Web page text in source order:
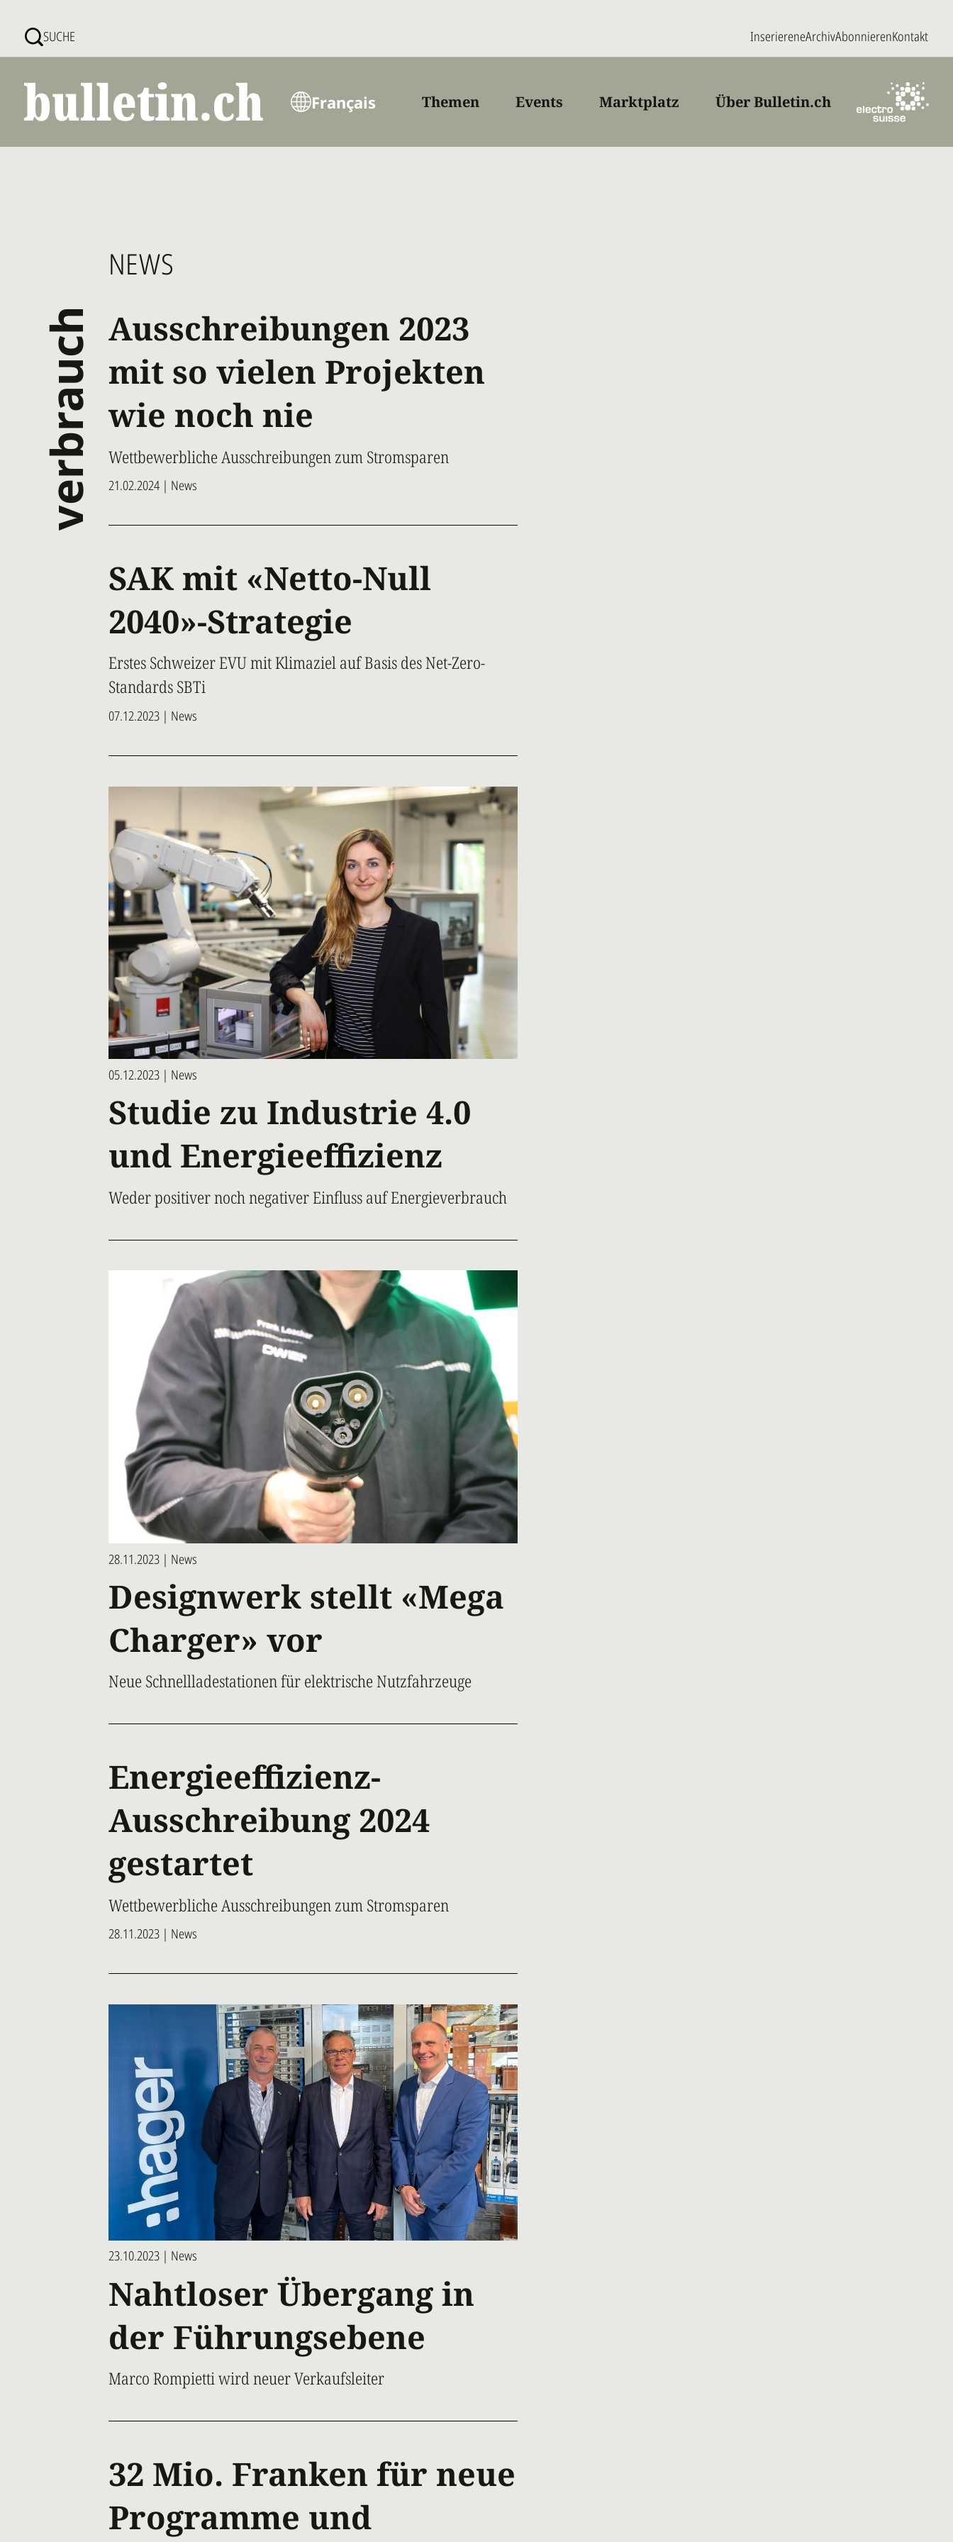
Inhalt
SUCHE InseriereneArchivAbonnierenKontakt
Français Themen Events Marktplatz Über Bulletin.ch
verbrauch
NEWS
Ausschreibungen 2023
mit so vielen Projekten
wie noch nie
Wettbewerbliche Ausschreibungen zum Stromsparen
21.02.2024 | News
SAK mit «Netto-Null
2040»-Strategie
Erstes Schweizer EVU mit Klimaziel auf Basis des Net-Zero-
Standards SBTi
07.12.2023 | News
05.12.2023 | News
Studie zu Industrie 4.0
und Energieeffizienz
Weder positiver noch negativer Einfluss auf Energieverbrauch
28.11.2023 | News
Designwerk stellt «Mega
Charger» vor
Neue Schnellladestationen für elektrische Nutzfahrzeuge
Energieeffizienz-
Ausschreibung 2024
gestartet
Wettbewerbliche Ausschreibungen zum Stromsparen
28.11.2023 | News
23.10.2023 | News
Nahtloser Übergang in
der Führungsebene
Marco Rompietti wird neuer Verkaufsleiter
32 Mio. Franken für neue
Programme und